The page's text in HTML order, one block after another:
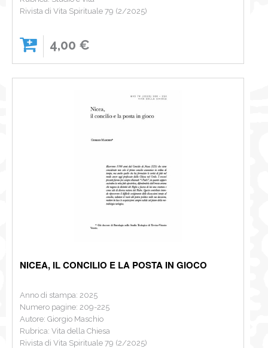
Rivista di Vita Spirituale 79 (2/2025)
4,00 €
NICEA, IL CONCILIO E LA POSTA IN GIOCO
Anno di stampa: 2025
Numero pagine: 209-225
Autore: Giorgio Maschio
Rubrica: Vita della Chiesa
Rivista di Vita Spirituale 79 (2/2025)